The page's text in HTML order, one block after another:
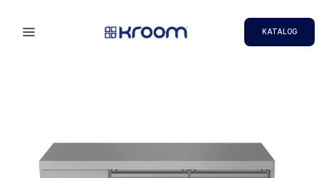
KATALOG